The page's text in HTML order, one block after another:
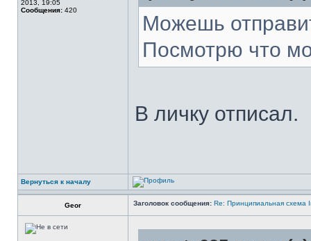
2013, 19:05
Сообщения: 420
Можешь
Посмотрю что
В личку отписал.
Вернуться к началу
Geor Заголовок сообщения: Re: Принципиальная схема